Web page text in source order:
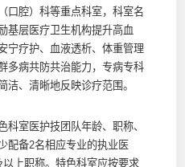
口腔）科等重点科室，科室名
基层医疗卫生机构提升高血
宁疗护、血液透析、体重管理
多病共防共治能力，专病专科
洁、清晰地反映诊疗范围。
室医护技团队年龄、职称、
配备2名相应专业的执业医
上职称。特色科室应按要求